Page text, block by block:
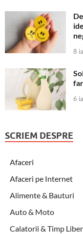
8
6
SCRIEM DESPRE
Afaceri
Afaceri pe Internet
Alimente & Bauturi
Auto & Moto
Calatorii & Timp Liber